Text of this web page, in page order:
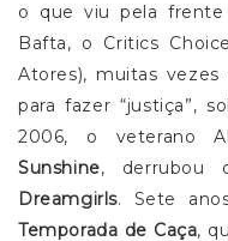
o que viu pela
Bafta, o Critics
Atores), muitas vezes
para fazer “justiça”,
2006, o veterano
Sunshine, derrubou
Dreamgirls. Sete
Temporada de Caça,